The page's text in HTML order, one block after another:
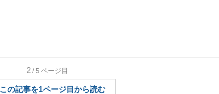
2/5 ページ目
の記事を1ページ目から読む